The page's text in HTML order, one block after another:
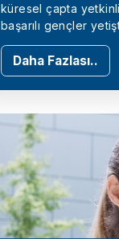
küresel çapta
başarılı gençler
Daha Fazlası..